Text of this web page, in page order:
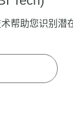
帮助您识别潜